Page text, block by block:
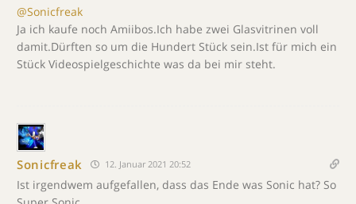
@Sonicfreak
Ja ich kaufe noch Amiibos.Ich habe zwei Glasvitrinen voll
damit.Dürften so um die Hundert Stück sein.Ist für mich ein
Stück Videospielgeschichte was da bei mir steht.
Sonicfreak 12. Januar 2021 20:52
Ist irgendwem aufgefallen, dass das Ende was Sonic hat? So